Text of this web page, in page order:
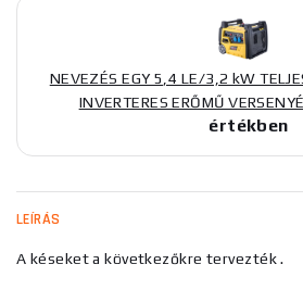
NEVEZÉS EGY 5,4 LE/3,2 kW
INVERTERES ERŐMŰ
értékben
LEÍRÁS
A késeket a következőkre tervezték.